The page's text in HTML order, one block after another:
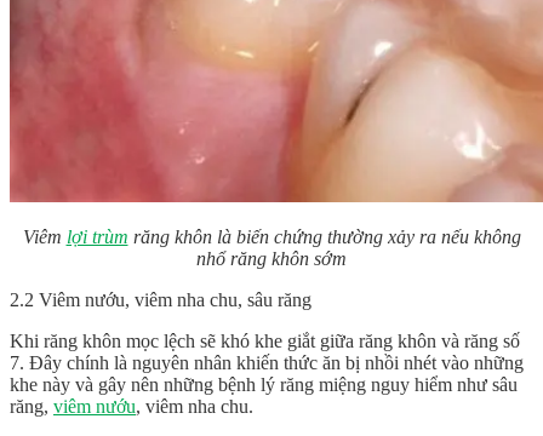
Viêm lợi trùm răng khôn là biến chứng thường xảy ra nếu không
nhổ răng khôn sớm
2.2 Viêm nướu, viêm nha chu, sâu răng
Khi răng khôn mọc lệch sẽ khó khe giắt giữa răng khôn và răng số
7. Đây chính là nguyên nhân khiến thức ăn bị nhồi nhét vào những
khe này và gây nên những bệnh lý răng miệng nguy hiểm như sâu
răng, viêm nướu, viêm nha chu.